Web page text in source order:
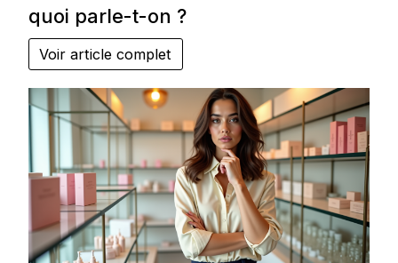
quoi parle-t-on ?
Voir article complet